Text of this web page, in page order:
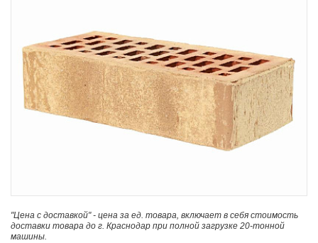
"Цена с доставкой" - цена за ед. товара, включает в себя стоимость
доставки товара до г. Краснодар при полной загрузке 20-тонной
машины.